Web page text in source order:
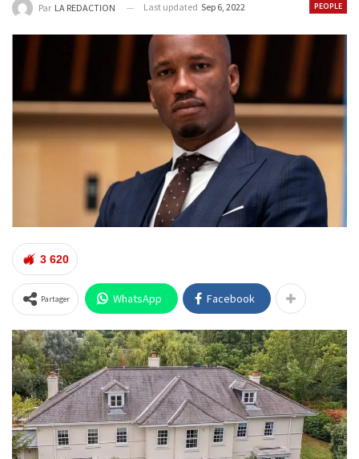
PEOPLE
Par LA REDACTION Last updated Sep 6, 2022
3 620
Partager WhatsApp Facebook